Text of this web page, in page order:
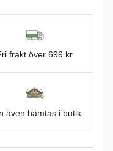
frakt över 699 kr
även hämtas i butik